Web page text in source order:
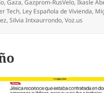
,Gaza,Gazprom-RusVelo,Ikasle
Tech, Ley Española de Vivienda,
,Silvia Intxaurrondo,Voz.us